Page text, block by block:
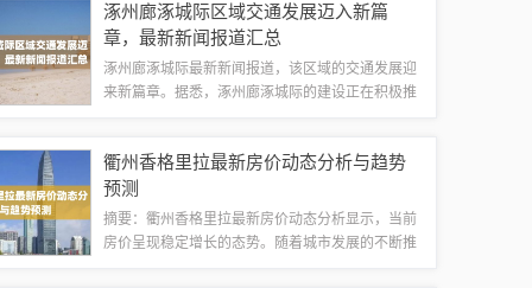
奶粉的品质问题直接关系到消费者的健康和婴...
涿州廊涿城际区域交通发展迈入新篇
章，最新新闻报道汇总
涿州廊涿城际最新新闻报道，该区域的交通发展迎
来新篇章。据悉，涿州廊涿城际的建设正在积极推
同时提高居民出行效率和便捷性。随着京津冀...
衢州香格里拉最新房价动态分析与趋势
预测
摘要：衢州香格里拉最新房价动态分析显示，当前
房价呈现稳定增长的态势。随着城市发展的不断推